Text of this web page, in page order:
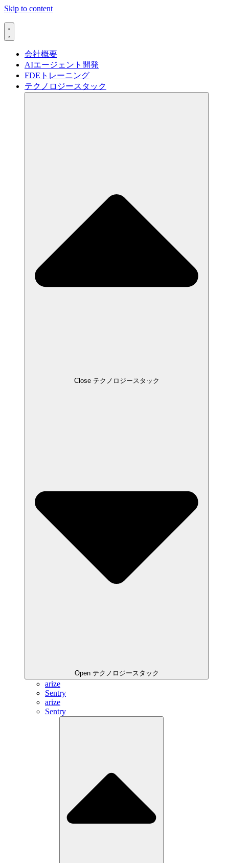
Skip to content
会社概要
AIエージェント開発
FDEトレーニング
テクノロジースタック
Close テクノロジースタック
Open テクノロジースタック
arize
Sentry
arize
Sentry